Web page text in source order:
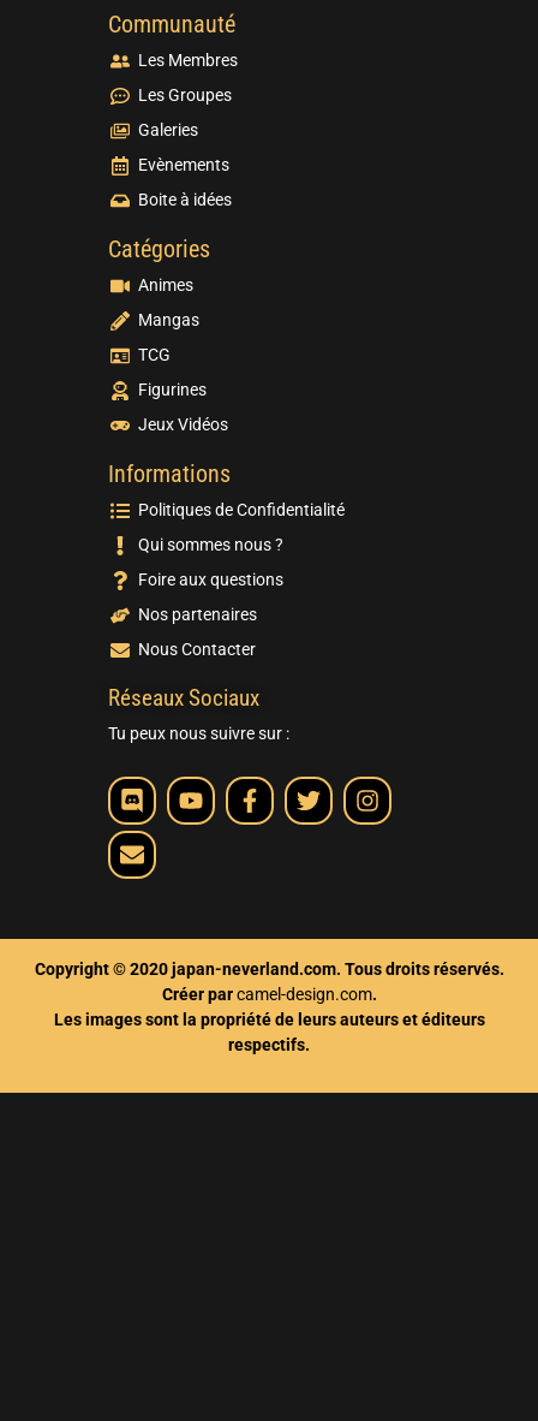
Communauté
Les Membres
Les Groupes
Galeries
Evènements
Boite à idées
Catégories
Animes
Mangas
TCG
Figurines
Jeux Vidéos
Informations
Politiques de Confidentialité
Qui sommes nous ?
Foire aux questions
Nos partenaires
Nous Contacter
Réseaux Sociaux
Tu peux nous suivre sur :
Copyright © 2020 japan-neverland.com. Tous droits réservés.
Créer parcamel-design.com.
Les images sont la propriété de leurs auteurs et éditeurs
respectifs.